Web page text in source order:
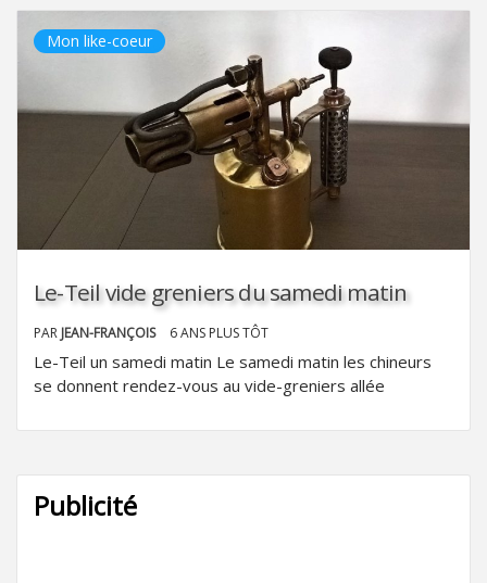
Mon like-coeur
Le-Teil vide greniers du samedi matin
PAR JEAN-FRANÇOIS 6 ANS PLUS TÔT
Le-Teil un samedi matin Le samedi matin les chineurs
se donnent rendez-vous au vide-greniers allée
Publicité